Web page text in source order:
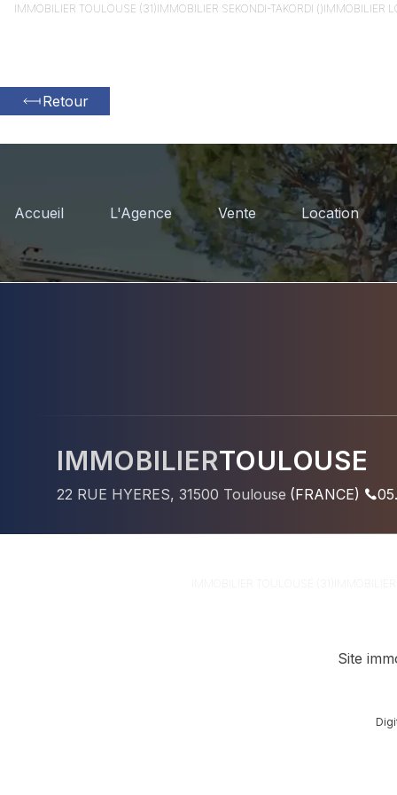
IMMOBILIER TOULOUSE (31)IMMOBILIER SEKONDI-TAKORDI ()IMMOBILIER
Retour
Accueil L'Agence Vente Location
IMMOBILIERTOULOUSE
22 RUE HYERES, 31500 Toulouse (FRANCE)
Site